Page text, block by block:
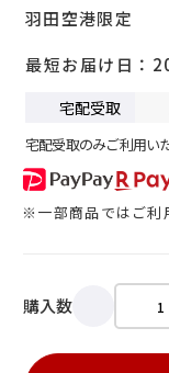
羽田空港限定
最短お届け日
宅配受取
宅配受取のみご利用い
※一部商品ではご利
購入数